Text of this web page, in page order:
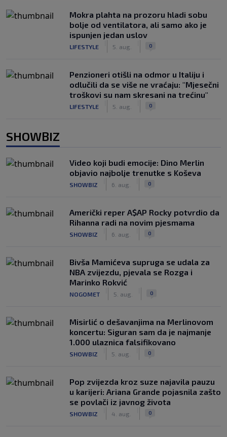
Mokra plahta na prozoru hladi sobu
bolje od ventilatora, ali samo ako je
ispunjen jedan uslov
LIFESTYLE 5. aug. 0
Penzioneri otišli na odmor u Italiju i
odlučili da se više ne vraćaju: "Mjesečni
troškovi su nam skresani na trećinu"
LIFESTYLE 5. aug. 0
SHOWBIZ
Video koji budi emocije: Dino Merlin
objavio najbolje trenutke s Koševa
SHOWBIZ 6. aug. 0
Američki reper A$AP Rocky potvrdio da
Rihanna radi na novim pjesmama
SHOWBIZ 6. aug. 0
Bivša Mamićeva supruga se udala za
NBA zvijezdu, pjevala se Rozga i
Marinko Rokvić
NOGOMET 5. aug. 0
Misirlić o dešavanjima na Merlinovom
koncertu: Siguran sam da je najmanje
1.000 ulaznica falsifikovano
SHOWBIZ 5. aug. 0
Pop zvijezda kroz suze najavila pauzu
u karijeri: Ariana Grande pojasnila zašto
se povlači iz javnog života
SHOWBIZ 4. aug. 0